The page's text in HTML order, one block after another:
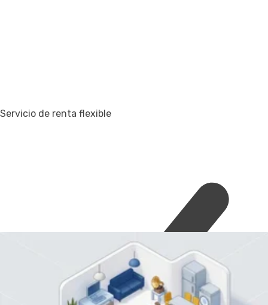
Servicio de renta flexible